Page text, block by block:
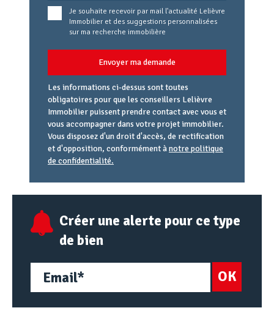
Je souhaite recevoir par mail l'actualité Lelièvre
Immobilier et des suggestions personnalisées
sur ma recherche immobilière
Envoyer ma demande
Les informations ci-dessus sont toutes
obligatoires pour que les conseillers Lelièvre
Immobilier puissent prendre contact avec vous et
vous accompagner dans votre projet immobilier.
Vous disposez d'un droit d'accès, de rectification
et d'opposition, conformément ànotre politique
de confidentialité.
email
URL
Créer une alerte pour ce type
de bien
OK